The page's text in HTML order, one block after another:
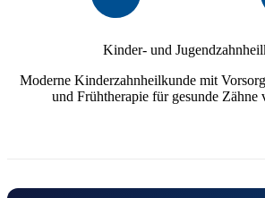
Kinder- und
Moderne Kinderzahnheilkunde mit
und Frühtherapie für gesunde Zähne